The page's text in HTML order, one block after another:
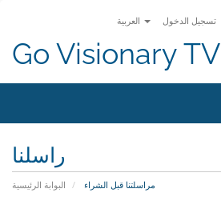
تسجيل الدخول
Go Visionary TV
راسلنا
البوابة الرئيسية مراسلتنا قبل الشراء